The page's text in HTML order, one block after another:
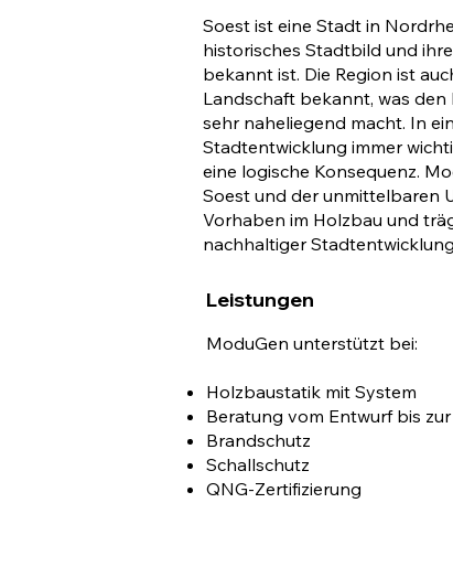
Soest ist eine Stadt in
historisches Stadtbild und
bekannt ist. Die Region ist
Landschaft bekannt, was den
sehr naheliegend macht. In
Stadtentwicklung immer
eine logische Konsequenz.
Soest und der unmittelbaren
Vorhaben im Holzbau und
nachhaltiger
Leistungen
ModuGen unterstützt bei:
Holzbaustatik mit System
Beratung vom Entwurf bis
Brandschutz
Schallschutz
QNG-Zertifizierung